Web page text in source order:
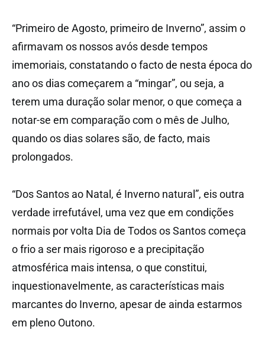
“Primeiro de Agosto, primeiro de Inverno”, assim o
afirmavam os nossos avós desde tempos
imemoriais, constatando o facto de nesta época do
ano os dias começarem a “mingar”, ou seja, a
terem uma duração solar menor, o que começa a
notar-se em comparação com o mês de Julho,
quando os dias solares são, de facto, mais
prolongados.
“Dos Santos ao Natal, é Inverno natural”, eis outra
verdade irrefutável, uma vez que em condições
normais por volta Dia de Todos os Santos começa
o frio a ser mais rigoroso e a precipitação
atmosférica mais intensa, o que constitui,
inquestionavelmente, as características mais
marcantes do Inverno, apesar de ainda estarmos
em pleno Outono.